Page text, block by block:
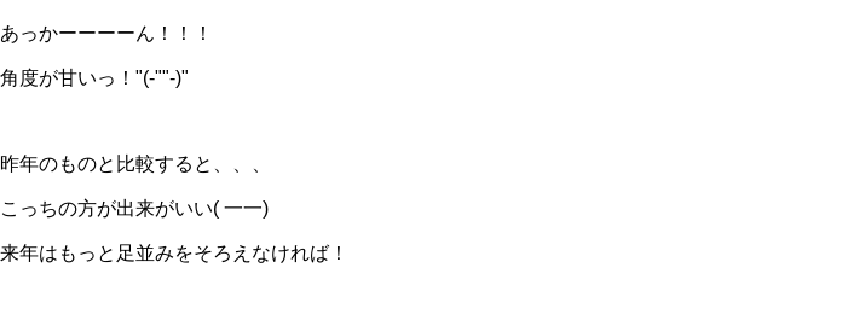
あっかーーーーん！！！
角度が甘いっ！"(-""-)"
昨年のものと比較すると、、、
こっちの方が出来がいい( 一一)
来年はもっと足並みをそろえなければ！